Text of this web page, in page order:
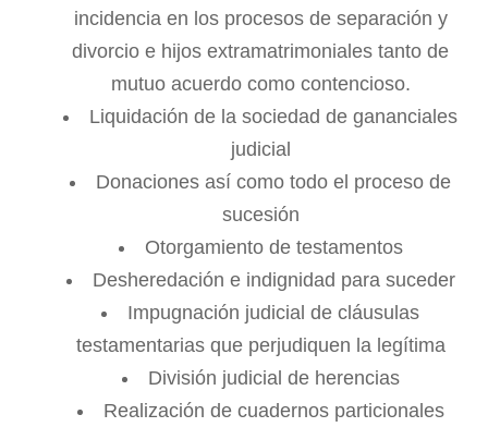
incidencia en los procesos de separación y
divorcio e hijos extramatrimoniales tanto de
mutuo acuerdo como contencioso.
Liquidación de la sociedad de gananciales
judicial
Donaciones así como todo el proceso de
sucesión
Otorgamiento de testamentos
Desheredación e indignidad para suceder
Impugnación judicial de cláusulas
testamentarias que perjudiquen la legítima
División judicial de herencias
Realización de cuadernos particionales